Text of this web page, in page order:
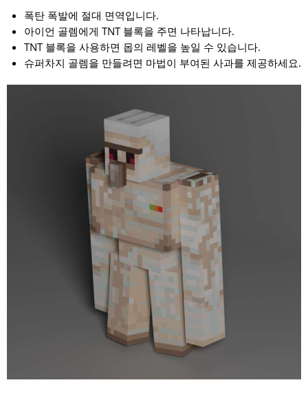
폭탄 폭발에 절대 면역입니다.
아이언 골렘에게 TNT 블록을 주면 나타납니다.
TNT 블록을 사용하면 몹의 레벨을 높일 수 있습니다.
슈퍼차지 골렘을 만들려면 마법이 부여된 사과를 제공하세요.